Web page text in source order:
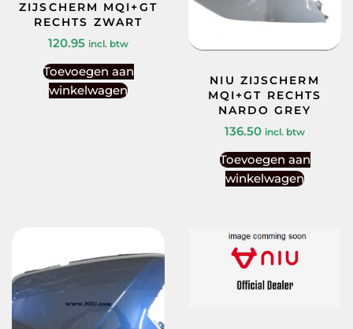
ZIJSCHERM MQI+GT
RECHTS ZWART
120.95 incl. btw
Toevoegen aan
winkelwagen
NIU ZIJSCHERM
MQI+GT RECHTS
NARDO GREY
136.50 incl. btw
Toevoegen aan
winkelwagen